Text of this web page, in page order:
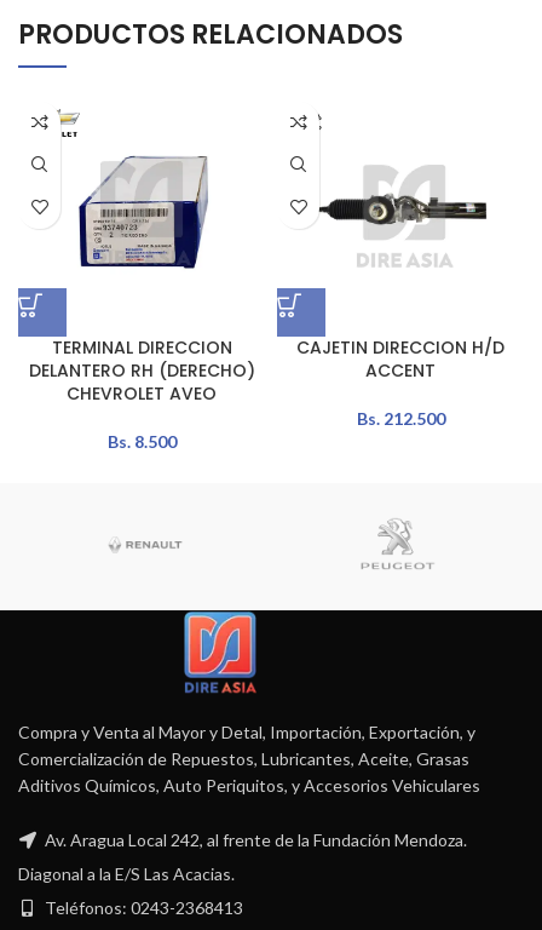
PRODUCTOS RELACIONADOS
TERMINAL DIRECCION
DELANTERO RH (DERECHO)
CHEVROLET AVEO
Bs.8.500
CAJETIN DIRECCION H/D
ACCENT
Bs.212.500
Compra y Venta al Mayor y Detal, Importación, Exportación, y
Comercialización de Repuestos, Lubricantes, Aceite, Grasas
Aditivos Químicos, Auto Periquitos, y Accesorios Vehiculares
Av. Aragua Local 242, al frente de la Fundación Mendoza.
Diagonal a la E/S Las Acacias.
Teléfonos: 0243-2368413